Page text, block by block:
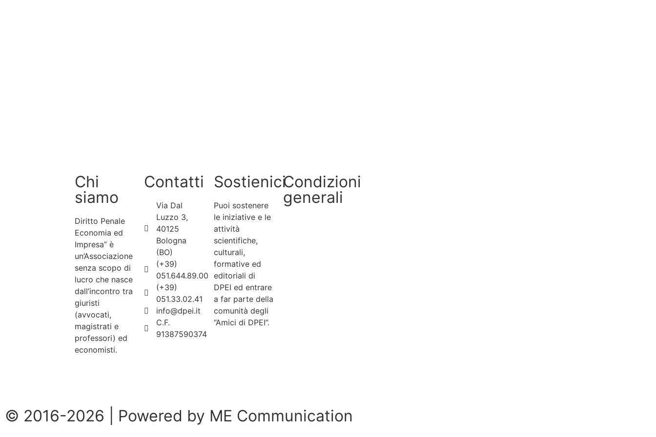
Chi
siamo
Diritto Penale
Economia ed
Impresa” è
un’Associazione
senza scopo di
lucro che nasce
dall’incontro tra
giuristi
(avvocati,
magistrati e
professori) ed
economisti.
Contatti
Via Dal
Luzzo 3,
40125
Bologna
(BO)
(+39)
051.644.89.00
(+39)
051.33.02.41
info@dpei.it
C.F.
91387590374
Sostienici
Puoi sostenere
le iniziative e le
attività
scientifiche,
culturali,
formative ed
editoriali di
DPEI ed entrare
a far parte della
comunità degli
“Amici di DPEI”.
Condizioni
generali
© 2016-2026 | Powered by ME Communication